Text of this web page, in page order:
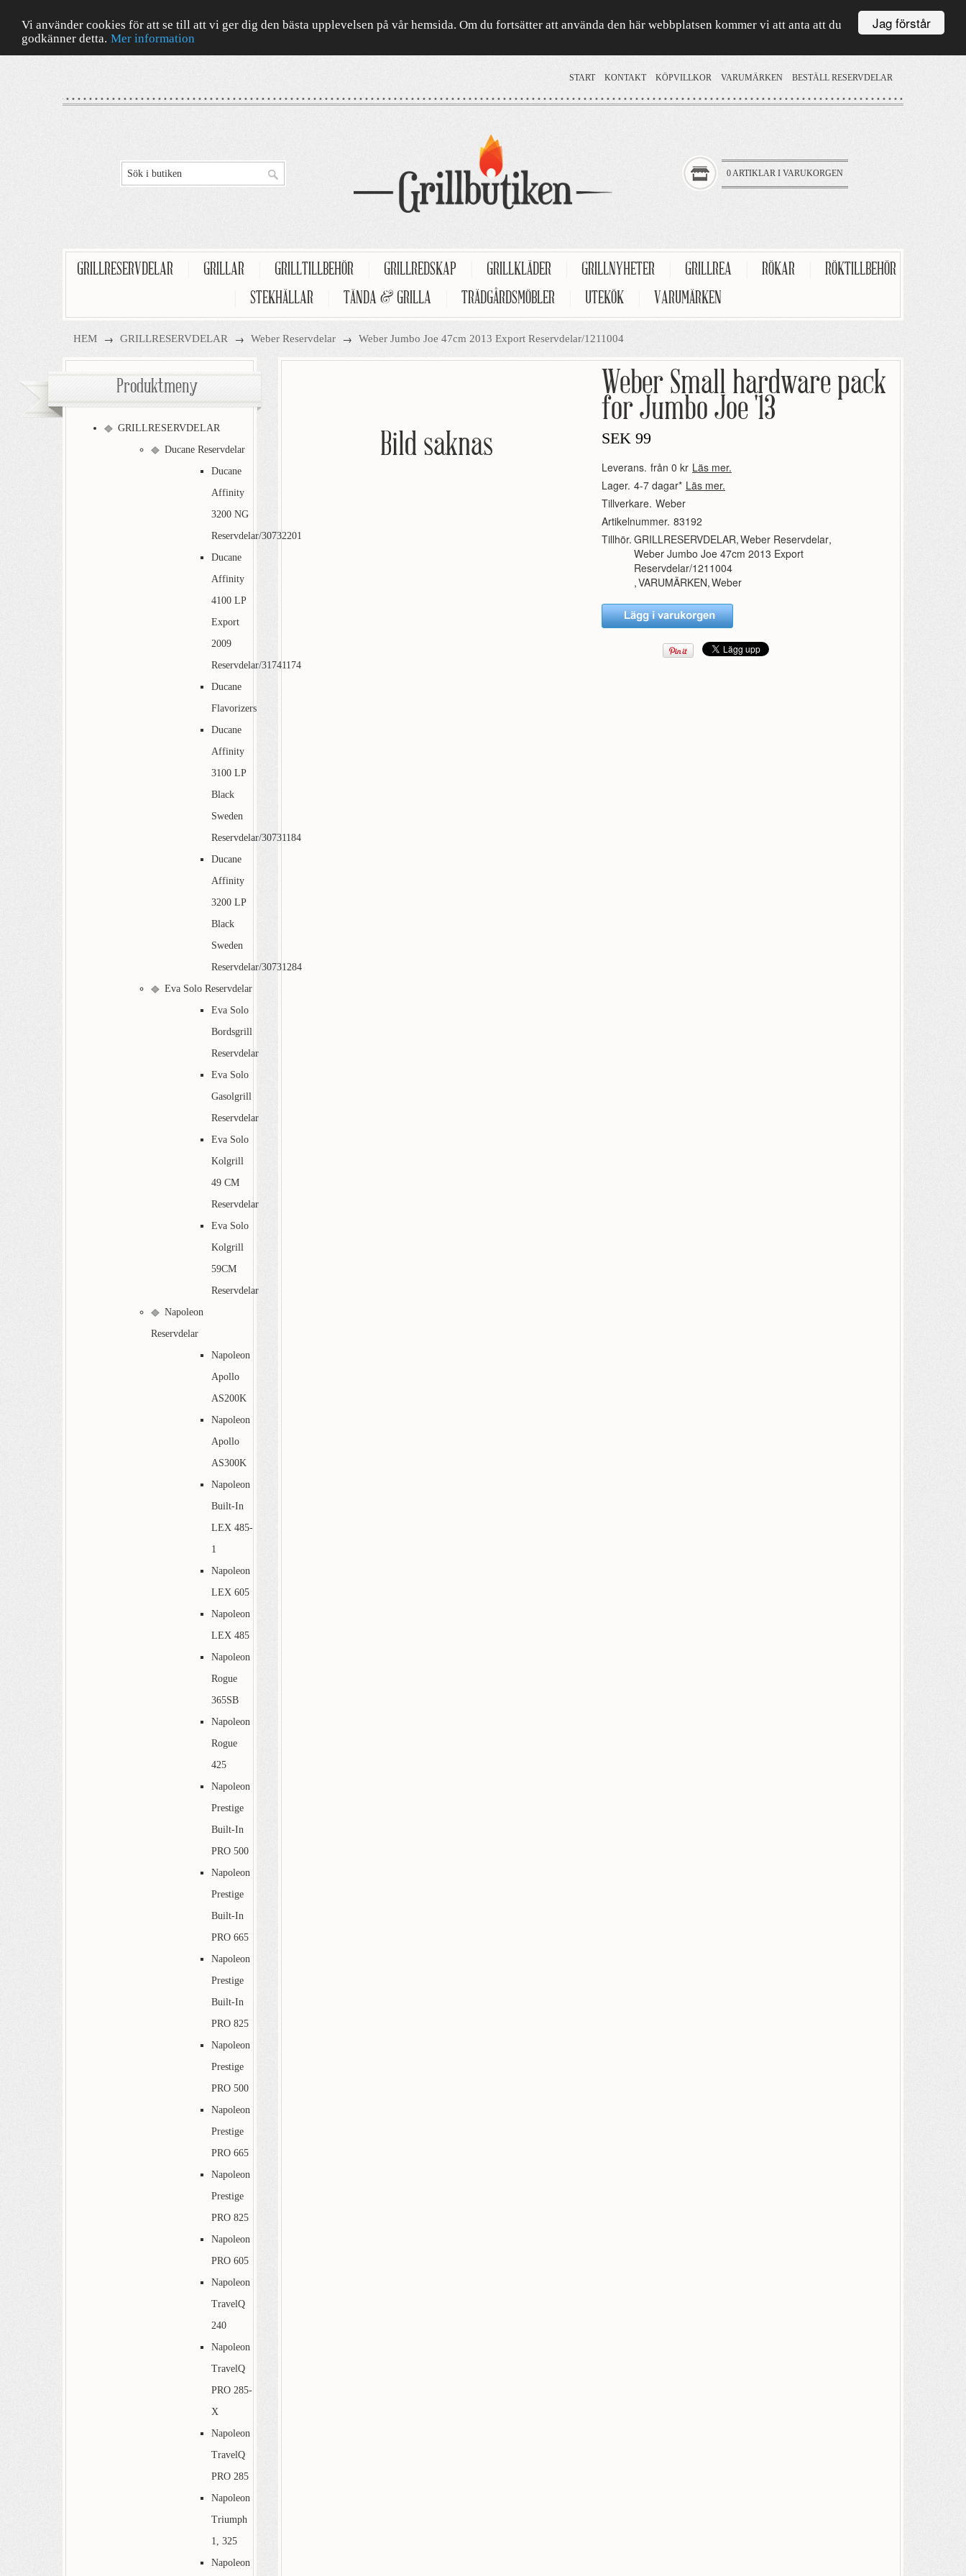
Jag förstår
Vi använder cookies för att se till att vi ger dig den bästa upplevelsen på vår hemsida. Om du fortsätter att använda den här webbplatsen kommer vi att anta att du
godkänner detta. Mer information
START KONTAKT KÖPVILLKOR VARUMÄRKEN BESTÄLL RESERVDELAR
0 ARTIKLAR I VARUKORGEN
GRILLRESERVDELAR GRILLAR GRILLTILLBEHÖR GRILLREDSKAP GRILLKLÄDER GRILLNYHETER GRILLREA RÖKAR
RÖKTILLBEHÖR
STEKHÄLLAR TÄNDA & GRILLA TRÄDGÅRDSMÖBLER UTEKÖK VARUMÄRKEN
HEM → GRILLRESERVDELAR → Weber Reservdelar → Weber Jumbo Joe 47cm 2013 Export Reservdelar/1211004
Bild saknas
Weber Small hardware pack
for Jumbo Joe '13
SEK 99
Leverans. från 0 kr Läs mer.
Lager. 4-7 dagar* Läs mer.
Tillverkare. Weber
Artikelnummer. 83192
Tillhör. GRILLRESERVDELAR,Weber Reservdelar,
Weber Jumbo Joe 47cm 2013 Export
Reservdelar/1211004
,VARUMÄRKEN,Weber
Produktmeny
GRILLRESERVDELAR
Ducane Reservdelar
Ducane
Affinity
3200 NG
Reservdelar/30732201
Ducane
Affinity
4100 LP
Export
2009
Reservdelar/31741174
Ducane
Flavorizers
Ducane
Affinity
3100 LP
Black
Sweden
Reservdelar/30731184
Ducane
Affinity
3200 LP
Black
Sweden
Reservdelar/30731284
Eva Solo Reservdelar
Eva Solo
Bordsgrill
Reservdelar
Eva Solo
Gasolgrill
Reservdelar
Eva Solo
Kolgrill
49 CM
Reservdelar
Eva Solo
Kolgrill
59CM
Reservdelar
Napoleon
Reservdelar
Napoleon
Apollo
AS200K
Napoleon
Apollo
AS300K
Napoleon
Built-In
LEX 485-
1
Napoleon
LEX 605
Napoleon
LEX 485
Napoleon
Rogue
365SB
Napoleon
Rogue
425
Napoleon
Prestige
Built-In
PRO 500
Napoleon
Prestige
Built-In
PRO 665
Napoleon
Prestige
Built-In
PRO 825
Napoleon
Prestige
PRO 500
Napoleon
Prestige
PRO 665
Napoleon
Prestige
PRO 825
Napoleon
PRO 605
Napoleon
TravelQ
240
Napoleon
TravelQ
PRO 285-
X
Napoleon
TravelQ
PRO 285
Napoleon
Triumph
1, 325
Napoleon